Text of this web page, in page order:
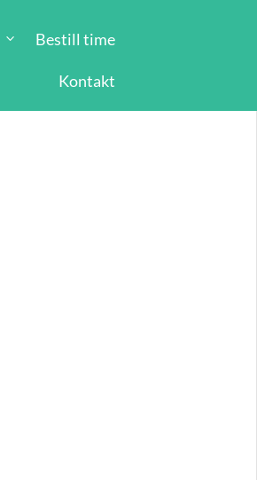
Bestill time
Kontakt